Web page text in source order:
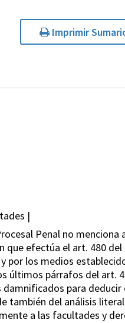
Imprimir
|
Penal no
que efectúa el art. 480
por los medios
últimos párrafos del art.
para
también del análisis
a las facultades y